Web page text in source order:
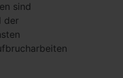
sind
der